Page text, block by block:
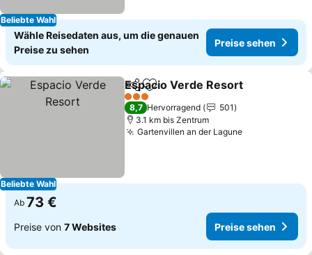
Beliebte Wahl
Wähle Reisedaten aus, um die genauen
Preise zu sehen
Preise sehen
Beliebte Wahl
TeilenZu Favoriten hinzufügen
Espacio Verde Resort
3 Sterne
8,7 Hervorragend
501
3.1 km bis Zentrum
Gartenvillen an der Lagune
Ab 73 €
Preise von 7 Websites Preise sehen